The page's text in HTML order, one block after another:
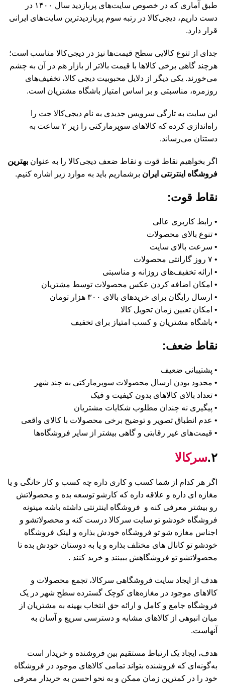
طبق آماری که در خصوص سایت‌های پر‌بازدید سال ۱۴۰۰ در
دست داریم، دیجی‌کالا در رتبه سوم پربازدید‌ترین سایت‌های ایرانی
قرار دارد.
جدای از تنوع کالایی سطح قیمت‌ها نیز در دیجی‌کالا مناسب است؛
هرچند گاهی برخی کالاها با قیمت بالاتر از بازار هم در آن به چشم
می‌خورند. یکی دیگر از دلایل محبوبیت دیجی کالا، تخفیف‌های
روزمره، مناسبتی و بر اساس امتیاز باشگاه مشتریان است.
این سایت به تازگی سرویس جدیدی به نام دیجی‌کالا جت را
راه‌اندازی کرده که کالاهای سوپرمارکتی را زیر ۲ ساعت به
دستتان می‌رساند.
اگر بخواهیم نقاط قوت و نقاط ضعف دیجی‌کالا را به عنوان بهترین
فروشگاه اینترنتی ایران برشماریم باید به موارد زیر اشاره کنیم.
نقاط قوت:
• رابط کاربری عالی
• تنوع بالای محصولات
• سرعت بالای سایت
• ۷ روز گارانتی محصولات
• ارائه تخفیف‌های روزانه و مناسبتی
• امکان اضافه کردن عکس محصولات توسط مشتریان
• ارسال رایگان برای خریدهای بالای ۳۰۰ هزار تومان
• امکان تعیین زمان تحویل کالا
• باشگاه مشتریان و کسب امتیاز برای تخفیف
نقاط ضعف:
• پشتیبانی ضعیف
• محدود بودن ارسال محصولات سوپرمارکتی به چند شهر
• تعداد بالای کالاهای بدون کیفیت و فیک
• پیگیری نه چندان مطلوب شکایات مشتریان
• عدم انطباق تصویر و توضیح برخی محصولات با کالای واقعی
• قیمت‌های غیر رقابتی و گاهی بیشتر از سایر فروشگاه‌ها
۲. سرکالا
اگر هر کدام از شما کسب و کاری داره چه کسب و کار خانگی و یا
مغازه ای داره و علاقه داره که کارشو توسعه بده و محصولاتش
رو بیشتر معرفی کنه و فروشگاه اینترنتی داشته باشه میتونه
فروشگاه خودشو تو سایت سرکالا درست کنه و محصولاتشو و
اجناس مغازه شو تو فروشگاه خودش بذاره و لینک فروشگاه
خودشو تو کانال های مختلف بذاره و یا به دوستان خودش بده تا
محصولاتشو تو فروشگاهش ببینند و خرید کنند .
هدف از ایجاد سایت فروشگاهی سرکالا، تجمع محصولات و
کالاهای موجود در مغازه‌های کوچک گسترده سطح شهر در یک
فروشگاه جامع و کامل و ارائه حق انتخاب بهینه به مشتریان از
میان انبوهی از کالاهای مشابه و دسترسی سریع و آسان به
آنهاست.
هدف، ایجاد یک ارتباط مستقیم بین فروشنده و خریدار است
به‌گونه‌ای که فروشنده بتواند تمامی کالاهای موجود در فروشگاه
خود را در کمترین زمان ممکن و به نحو احسن به خریدار معرفی